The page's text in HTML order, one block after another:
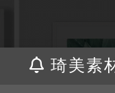
琦美素